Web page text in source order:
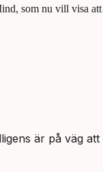
som nu vill visa
är på väg